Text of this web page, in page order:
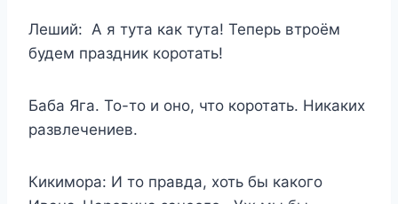
Леший: А я тута как тута! Теперь втроём
будем праздник коротать!
Баба Яга. То-то и оно, что коротать. Никаких
развлечениев.
Кикимора: И то правда, хоть бы какого